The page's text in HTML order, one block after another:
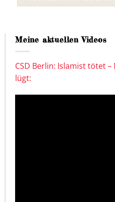
Meine aktuellen Videos
CSD Berlin: Islamist tötet
lügt: